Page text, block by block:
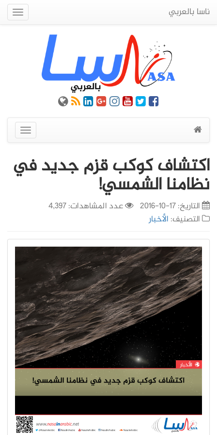
ناسا بالعربي
عرض
القائمة
اكتشاف كوكب قزم جديد في
نظامنا الشمسي!
التاريخ:17-10-2016
عدد المشاهدات: 4,397
التصنيف: الأخبار